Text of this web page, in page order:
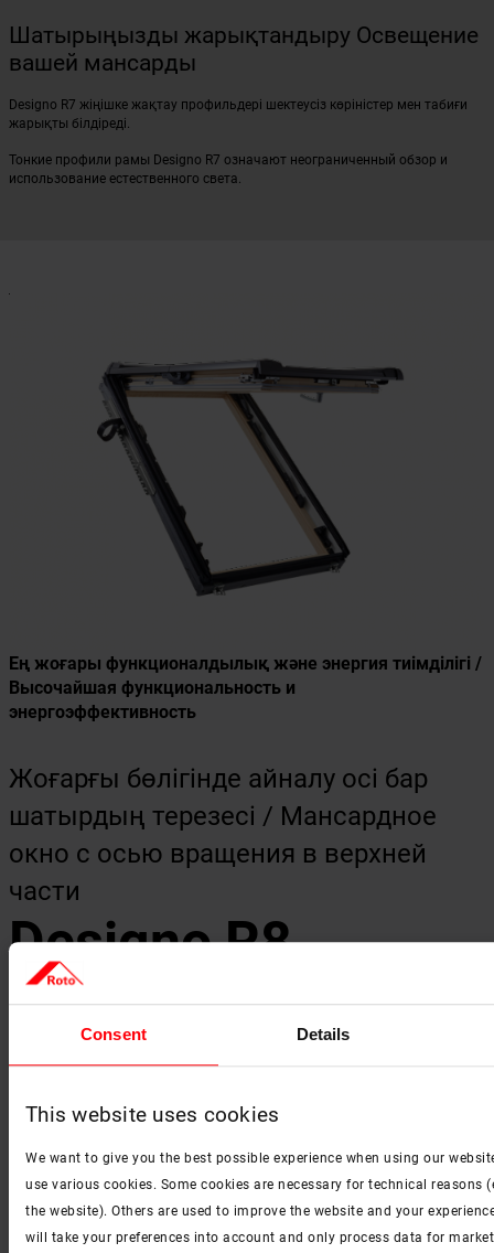
Consent Details
This website uses cookies
We want to give you the best possible experience when using our
use various cookies. Some cookies are necessary for technical reasons
the website). Others are used to improve the website and your
will take your preferences into account and only process data for
Шатырыңызды жарықтандыру Освещение
вашей мансарды
Designo R7 жіңішке жақтау профильдері шектеусіз көріністер мен табиғи
жарықты білдіреді.
Тонкие профили рамы Designo R7 означают неограниченный обзор и
использование естественного света.
Ең жоғары функционалдылық және энергия тиімділігі /
Высочайшая функциональность и
энергоэффективность
Жоғарғы бөлігінде айналу осі бар
шатырдың терезесі / Мансардное
окно с осью вращения в верхней
части
Designo R8
Бұл терезе Roto шатырының барлық терезелері
жоғары функционалдылыққа ие. Терезе жоғары жылу
оқшаулау параметрлеріне ие, соның арқасында оны
энергияны үнемдейтін және пассивті құрылыста сәтті
пайдалануға болады. Designo R8 - қонақ бөлмесі үшін
тамаша шешім, терезенің әлеуетін толығымен
пайдалануға мүмкіндік бар орын.